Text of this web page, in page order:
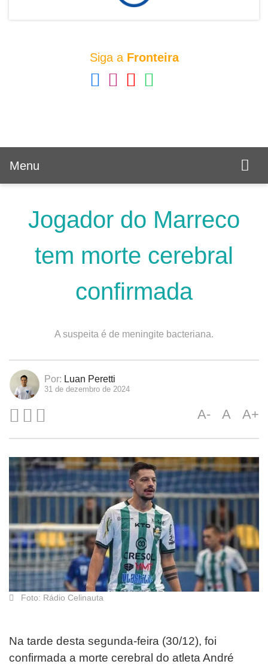
Siga a Fronteira
Menu
Jogador do Marreco
tem morte cerebral
confirmada
A suspeita é de meningite bacteriana.
Por: Luan Peretti
31 de dezembro de 2024
A- A A+
Foto: Rádio Celinauta
Na tarde desta segunda-feira (30/12), foi
confirmada a morte cerebral do atleta André